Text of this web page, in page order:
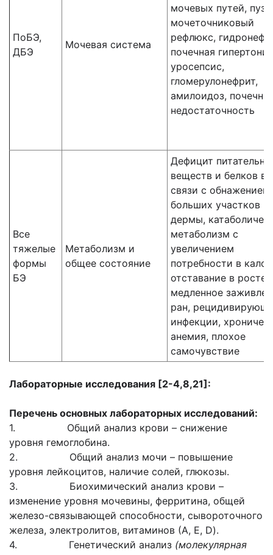
ПоБЭ,
ДБЭ
Мочевая система
мочевых путей,
мочеточниковый
рефлюкс,
почечная
уросепсис,
гломерулонефрит,
амилоидоз,
недостаточность
Все
тяжелые
формы
БЭ
Метаболизм и
общее состояние
Дефицит
веществ и белков в
связи с обнажением
больших участков
дермы,
метаболизм с
увеличением
потребности в
отставание в росте,
медленное
ран,
инфекции,
анемия, плохое
самочувствие
Лабораторные исследования [2-4,8,21]:
Перечень основных лабораторных исследований:
1. Общий анализ крови – снижение
уровня гемоглобина.
2. Общий анализ мочи – повышение
уровня лейкоцитов, наличие солей, глюкозы.
3. Биохимический анализ крови –
изменение уровня мочевины, ферритина, общей
железо-связывающей способности, сывороточного
железа, электролитов, витаминов (А, Е, D).
4. Генетический анализ (молекулярная